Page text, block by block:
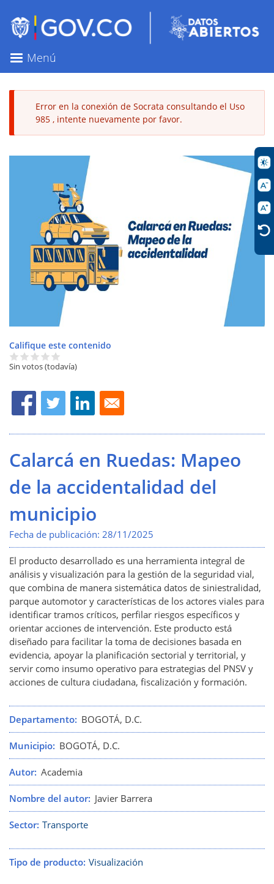
contenido
principal
Menú
Mensaje
Error en la conexión de Socrata consultando el Uso
985 , intente nuevamente por favor.
Califique este contenido
Sin votos (todavía)
Calarcá en Ruedas: Mapeo
de la accidentalidad del
municipio
Fecha de publicación: 28/11/2025
El producto desarrollado es una herramienta integral de
análisis y visualización para la gestión de la seguridad vial,
que combina de manera sistemática datos de siniestralidad,
parque automotor y características de los actores viales para
identificar tramos críticos, perfilar riesgos específicos y
orientar acciones de intervención. Este producto está
diseñado para facilitar la toma de decisiones basada en
evidencia, apoyar la planificación sectorial y territorial, y
servir como insumo operativo para estrategias del PNSV y
acciones de cultura ciudadana, fiscalización y formación.
Departamento BOGOTÁ, D.C.
Municipio BOGOTÁ, D.C.
Autor Academia
Nombre del autor Javier Barrera
Sector Transporte
Tipo de producto Visualización